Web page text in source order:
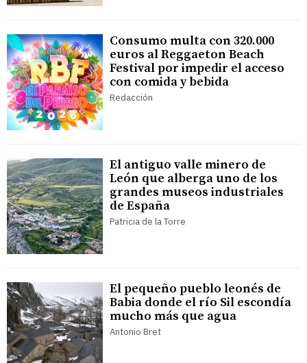
Consumo multa con 320.000
euros al Reggaeton Beach
Festival por impedir el acceso
con comida y bebida
Redacción
El antiguo valle minero de
León que alberga uno de los
grandes museos industriales
de España
Patricia de la Torre
El pequeño pueblo leonés de
Babia donde el río Sil escondía
mucho más que agua
Antonio Bret